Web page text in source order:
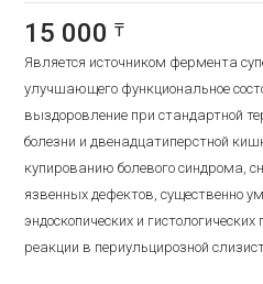
15 000₸
Является источником фермента
улучшающего функциональное
выздоровление при стандартной
болезни и двенадцатиперстной
купированию болевого синдрома,
язвенных дефектов, существенно
эндоскопических и
реакции в периульцирозной